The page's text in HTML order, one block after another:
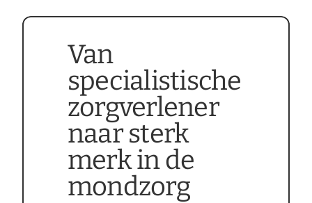
Van
specialistische
zorgverlener
naar sterk
merk in de
mondzorg